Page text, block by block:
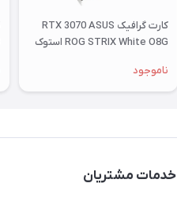
کارت گرافیک RTX 3070 ASUS
ROG STRIX White O8G استوک
ناموجود
خدمات مشتریان